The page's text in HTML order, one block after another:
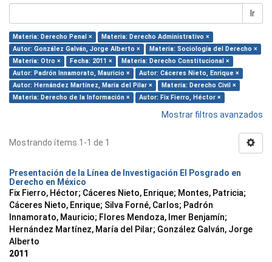
Ir
Materia: Derecho Penal ×
Materia: Derecho Administrativo ×
Autor: González Galván, Jorge Alberto ×
Materia: Sociología del Derecho ×
Materia: Otro ×
Fecha: 2011 ×
Materia: Derecho Constitucional ×
Autor: Padrón Innamorato, Mauricio ×
Autor: Cáceres Nieto, Enrique ×
Autor: Hernández Martínez, María del Pilar ×
Materia: Derecho Civil ×
Materia: Derecho de la Información ×
Autor: Fix Fierro, Héctor ×
Mostrar filtros avanzados
Mostrando ítems 1-1 de 1
Presentación de la Línea de Investigación El Posgrado en
Derecho en México
Fix Fierro, Héctor; Cáceres Nieto, Enrique; Montes, Patricia;
Cáceres Nieto, Enrique; Silva Forné, Carlos; Padrón
Innamorato, Mauricio; Flores Mendoza, Imer Benjamín;
Hernández Martínez, María del Pilar; González Galván, Jorge
Alberto
2011